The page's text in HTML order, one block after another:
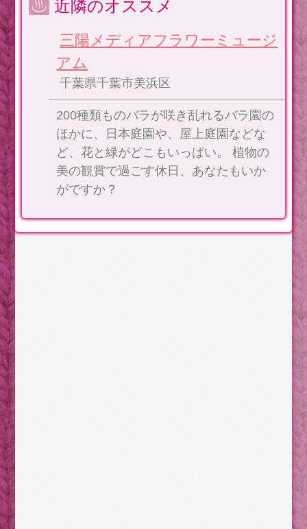
近隣のオススメ
三陽メディアフラワーミュージ
アム
千葉県千葉市美浜区
200種類ものバラが咲き乱れるバラ園の
ほかに、日本庭園や、屋上庭園などな
ど、花と緑がどこもいっぱい。 植物の
美の観賞で過ごす休日、あなたもいか
がですか？